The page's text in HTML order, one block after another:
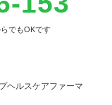
でもOKです
ルスケアファーマ